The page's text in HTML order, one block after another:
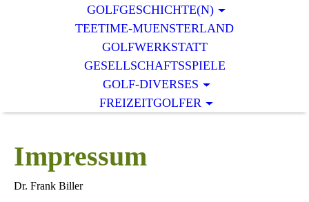
GOLFGESCHICHTE(N)
TEETIME-MUENSTERLAND
GOLFWERKSTATT
GESELLSCHAFTSSPIELE
GOLF-DIVERSES
FREIZEITGOLFER
Impressum
Dr. Frank Biller